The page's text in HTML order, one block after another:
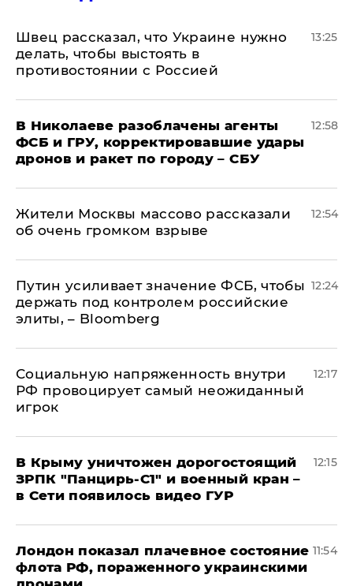
Швец рассказал, что Украине нужно
делать, чтобы выстоять в
противостоянии с Россией
13:25
В Николаеве разоблачены агенты
ФСБ и ГРУ, корректировавшие удары
дронов и ракет по городу – СБУ
12:58
Жители Москвы массово рассказали
об очень громком взрыве
12:54
Путин усиливает значение ФСБ, чтобы
держать под контролем российские
элиты, – Bloomberg
12:24
Социальную напряженность внутри
РФ провоцирует самый неожиданный
игрок
12:17
В Крыму уничтожен дорогостоящий
ЗРПК "Панцирь-С1" и военный кран –
в Сети появилось видео ГУР
12:15
Лондон показал плачевное состояние
флота РФ, пораженного украинскими
11:54